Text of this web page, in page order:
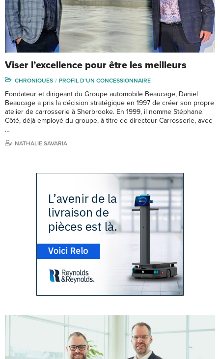
Viser l’excellence pour être les meilleurs
CHRONIQUES PROFIL D'UN CONCESSIONNAIRE
Fondateur et dirigeant du Groupe automobile Beaucage, Daniel
Beaucage a pris la décision stratégique en 1997 de créer son propre
atelier de carrosserie à Sherbrooke. En 1999, il nomme Stéphane
Côté, déjà employé du groupe, à titre de directeur Carrosserie, avec
…
NATHALIE SAVARIA